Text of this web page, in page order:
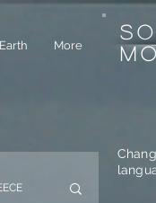
More